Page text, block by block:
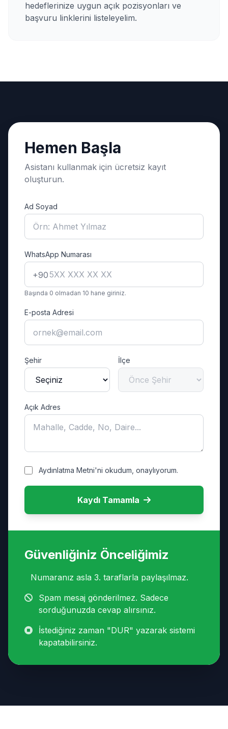
hedeflerinize uygun açık pozisyonları ve
başvuru linklerini listeleyelim.
Hemen Başla
Asistanı kullanmak için ücretsiz kayıt
oluşturun.
Ad Soyad
WhatsApp Numarası
+90
Başında 0 olmadan 10 hane giriniz.
E-posta Adresi
Şehir İlçe
Açık Adres
Aydınlatma Metni'ni okudum, onaylıyorum.
Kaydı Tamamla
Güvenliğiniz Önceliğimiz
Numaranız asla 3. taraflarla paylaşılmaz.
Spam mesaj gönderilmez. Sadece
sorduğunuzda cevap alırsınız.
İstediğiniz zaman "DUR" yazarak sistemi
kapatabilirsiniz.